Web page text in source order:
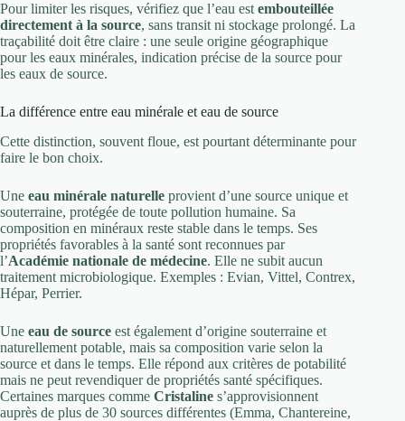
Pour limiter les risques, vérifiez que l’eau est embouteillée
directement à la source, sans transit ni stockage prolongé. La
traçabilité doit être claire : une seule origine géographique
pour les eaux minérales, indication précise de la source pour
les eaux de source.
La différence entre eau minérale et eau de source
Cette distinction, souvent floue, est pourtant déterminante pour
faire le bon choix.
Une eau minérale naturelle provient d’une source unique et
souterraine, protégée de toute pollution humaine. Sa
composition en minéraux reste stable dans le temps. Ses
propriétés favorables à la santé sont reconnues par
l’Académie nationale de médecine. Elle ne subit aucun
traitement microbiologique. Exemples : Evian, Vittel, Contrex,
Hépar, Perrier.
Une eau de source est également d’origine souterraine et
naturellement potable, mais sa composition varie selon la
source et dans le temps. Elle répond aux critères de potabilité
mais ne peut revendiquer de propriétés santé spécifiques.
Certaines marques comme Cristaline s’approvisionnent
auprès de plus de 30 sources différentes (Emma, Chantereine,